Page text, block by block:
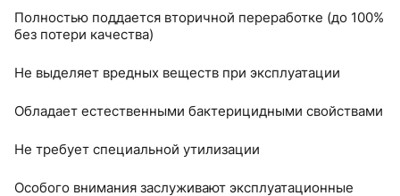
Полностью поддается вторичной переработке (до 100%
без потери качества)
Не выделяет вредных веществ при эксплуатации
Обладает естественными бактерицидными свойствами
Не требует специальной утилизации
Особого внимания заслуживают эксплуатационные